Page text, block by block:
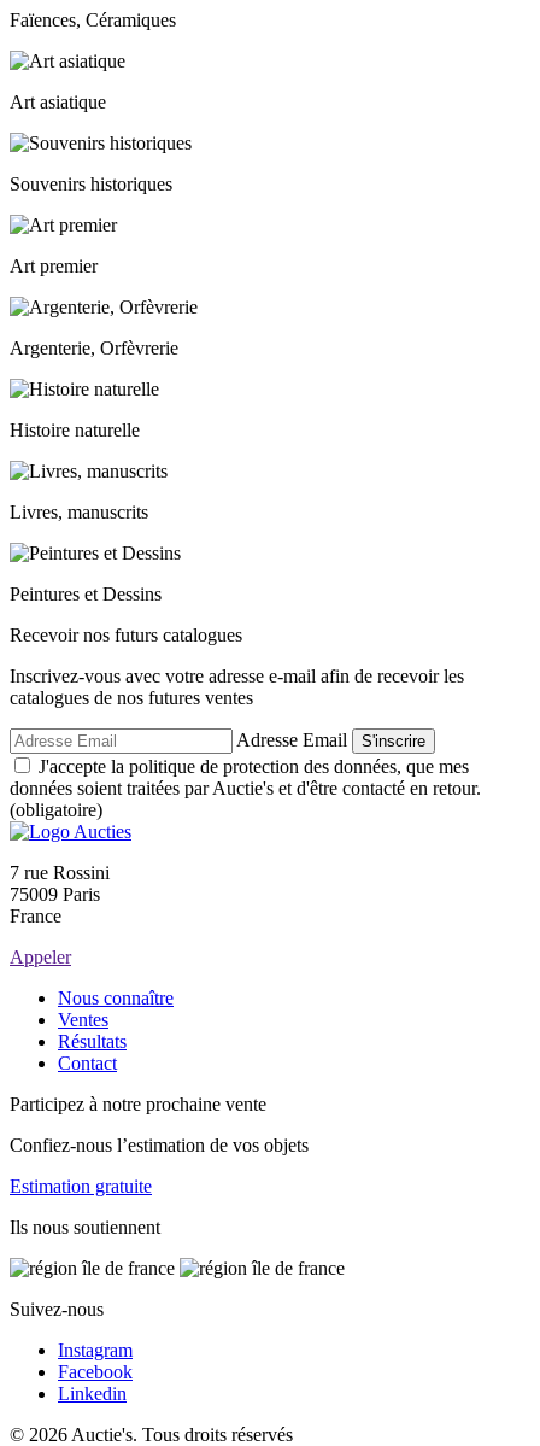
Faïences, Céramiques
Art asiatique
Souvenirs historiques
Art premier
Argenterie, Orfèvrerie
Histoire naturelle
Livres, manuscrits
Peintures et Dessins
Recevoir nos futurs catalogues
Inscrivez-vous avec votre adresse e-mail afin de recevoir les
catalogues de nos futures ventes
Adresse Email S'inscrire
J'accepte la politique de protection des données, que mes
données soient traitées par Auctie's et d'être contacté en retour.
(obligatoire)
7 rue Rossini
75009 Paris
France
Appeler
Nous connaître
Ventes
Résultats
Contact
Participez à notre prochaine vente
Confiez-nous l’estimation de vos objets
Estimation gratuite
Ils nous soutiennent
Suivez-nous
Instagram
Facebook
Linkedin
© 2026 Auctie's. Tous droits réservés